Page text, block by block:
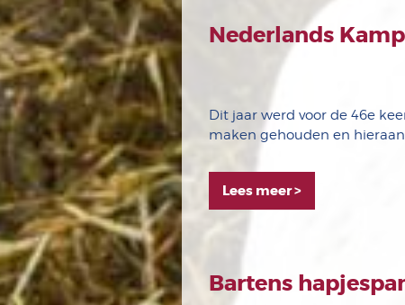
Nederlands
Dit jaar werd voor de 46e
maken gehouden en
Lees meer >
Bartens